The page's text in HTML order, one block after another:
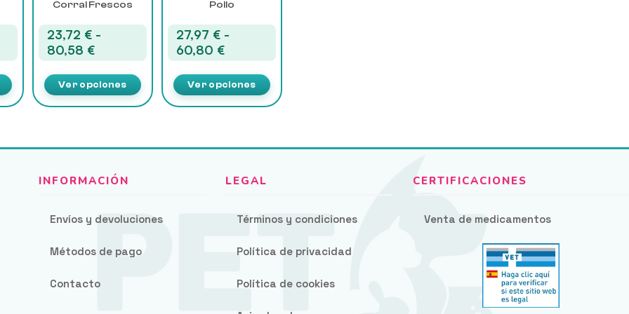
€
Corral Frescos
23,72 € -
80,58 €Rango
de
precios:
desde
23,72 €
Ver opciones
de
producto
Pollo
27,97 € -
60,80 €Rango
de
precios:
desde
27,97 €
Ver opciones
de
producto
Envíos y devoluciones
Métodos de pago
Contacto
Términos y condiciones
Política de privacidad
Política de cookies
Venta de medicamentos